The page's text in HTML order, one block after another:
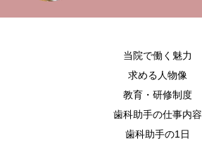
当院で働く魅力
求める人物像
教育・研修制度
歯科助手の仕事内容
歯科助手の1日